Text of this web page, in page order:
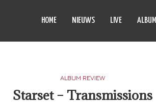
HOME NIEUWS LIVE ALBUM
ALBUM REVIEW
Starset – Transmissions